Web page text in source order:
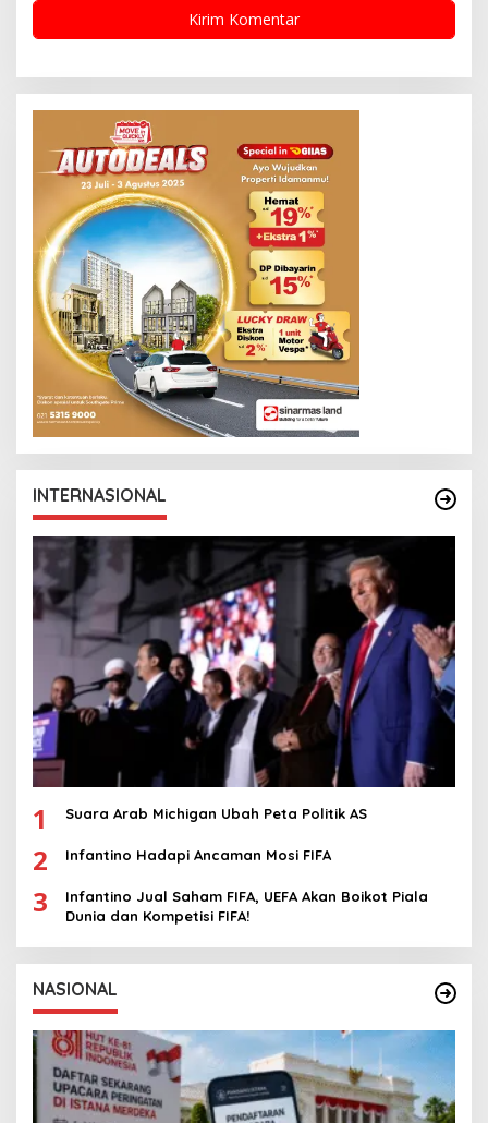
INTERNASIONAL
1 Suara Arab Michigan Ubah Peta Politik AS
2 Infantino Hadapi Ancaman Mosi FIFA
3
Infantino Jual Saham FIFA, UEFA Akan Boikot Piala
Dunia dan Kompetisi FIFA!
NASIONAL